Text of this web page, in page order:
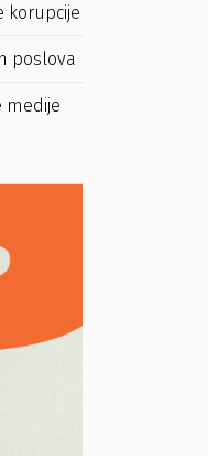
korupcije
poslova
medije